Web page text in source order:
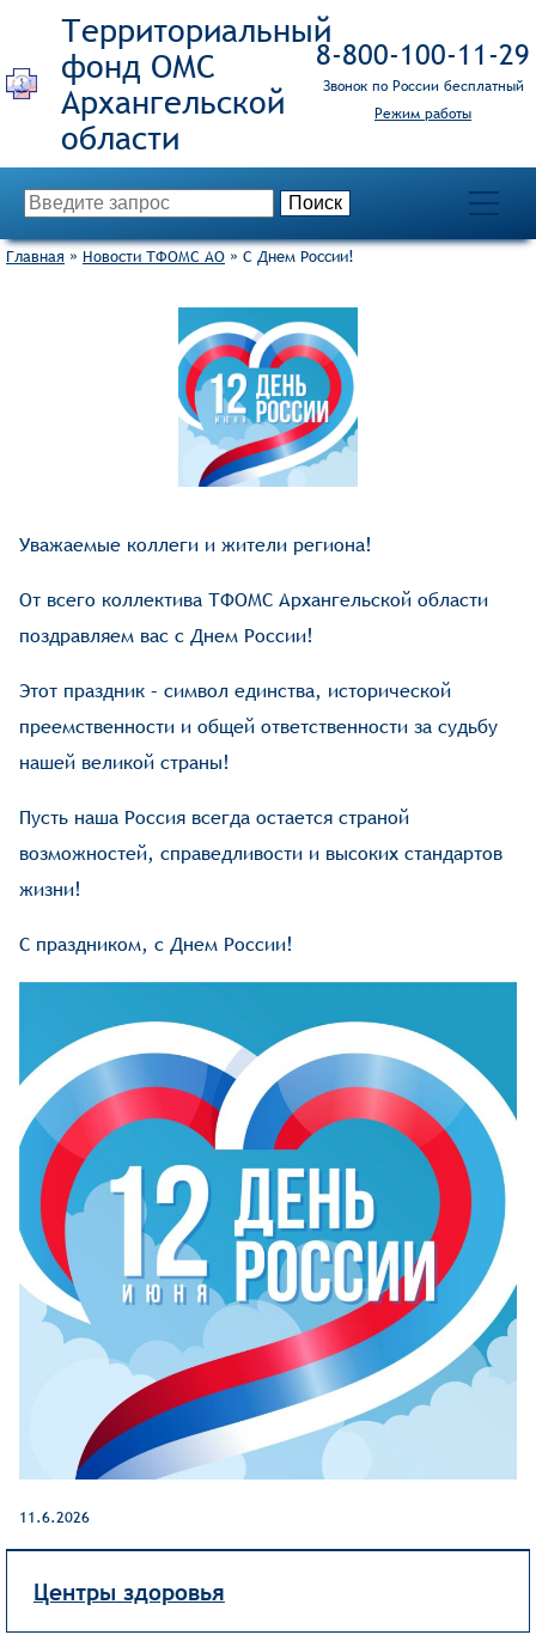
Территориальный
фонд ОМС
8‑800‑100‑11‑29
Звонок по России бесплатный
Режим работы
Главная » Новости ТФОМС АО » С Днем России!
Уважаемые коллеги и жители региона!
От всего коллектива ТФОМС Архангельской области
поздравляем вас с Днем России!
Этот праздник – символ единства, исторической
преемственности и общей ответственности за судьбу
нашей великой страны!
Пусть наша Россия всегда остается страной
возможностей, справедливости и высоких стандартов
жизни!
С праздником, с Днем России!
11.6.2026
Центры здоровья